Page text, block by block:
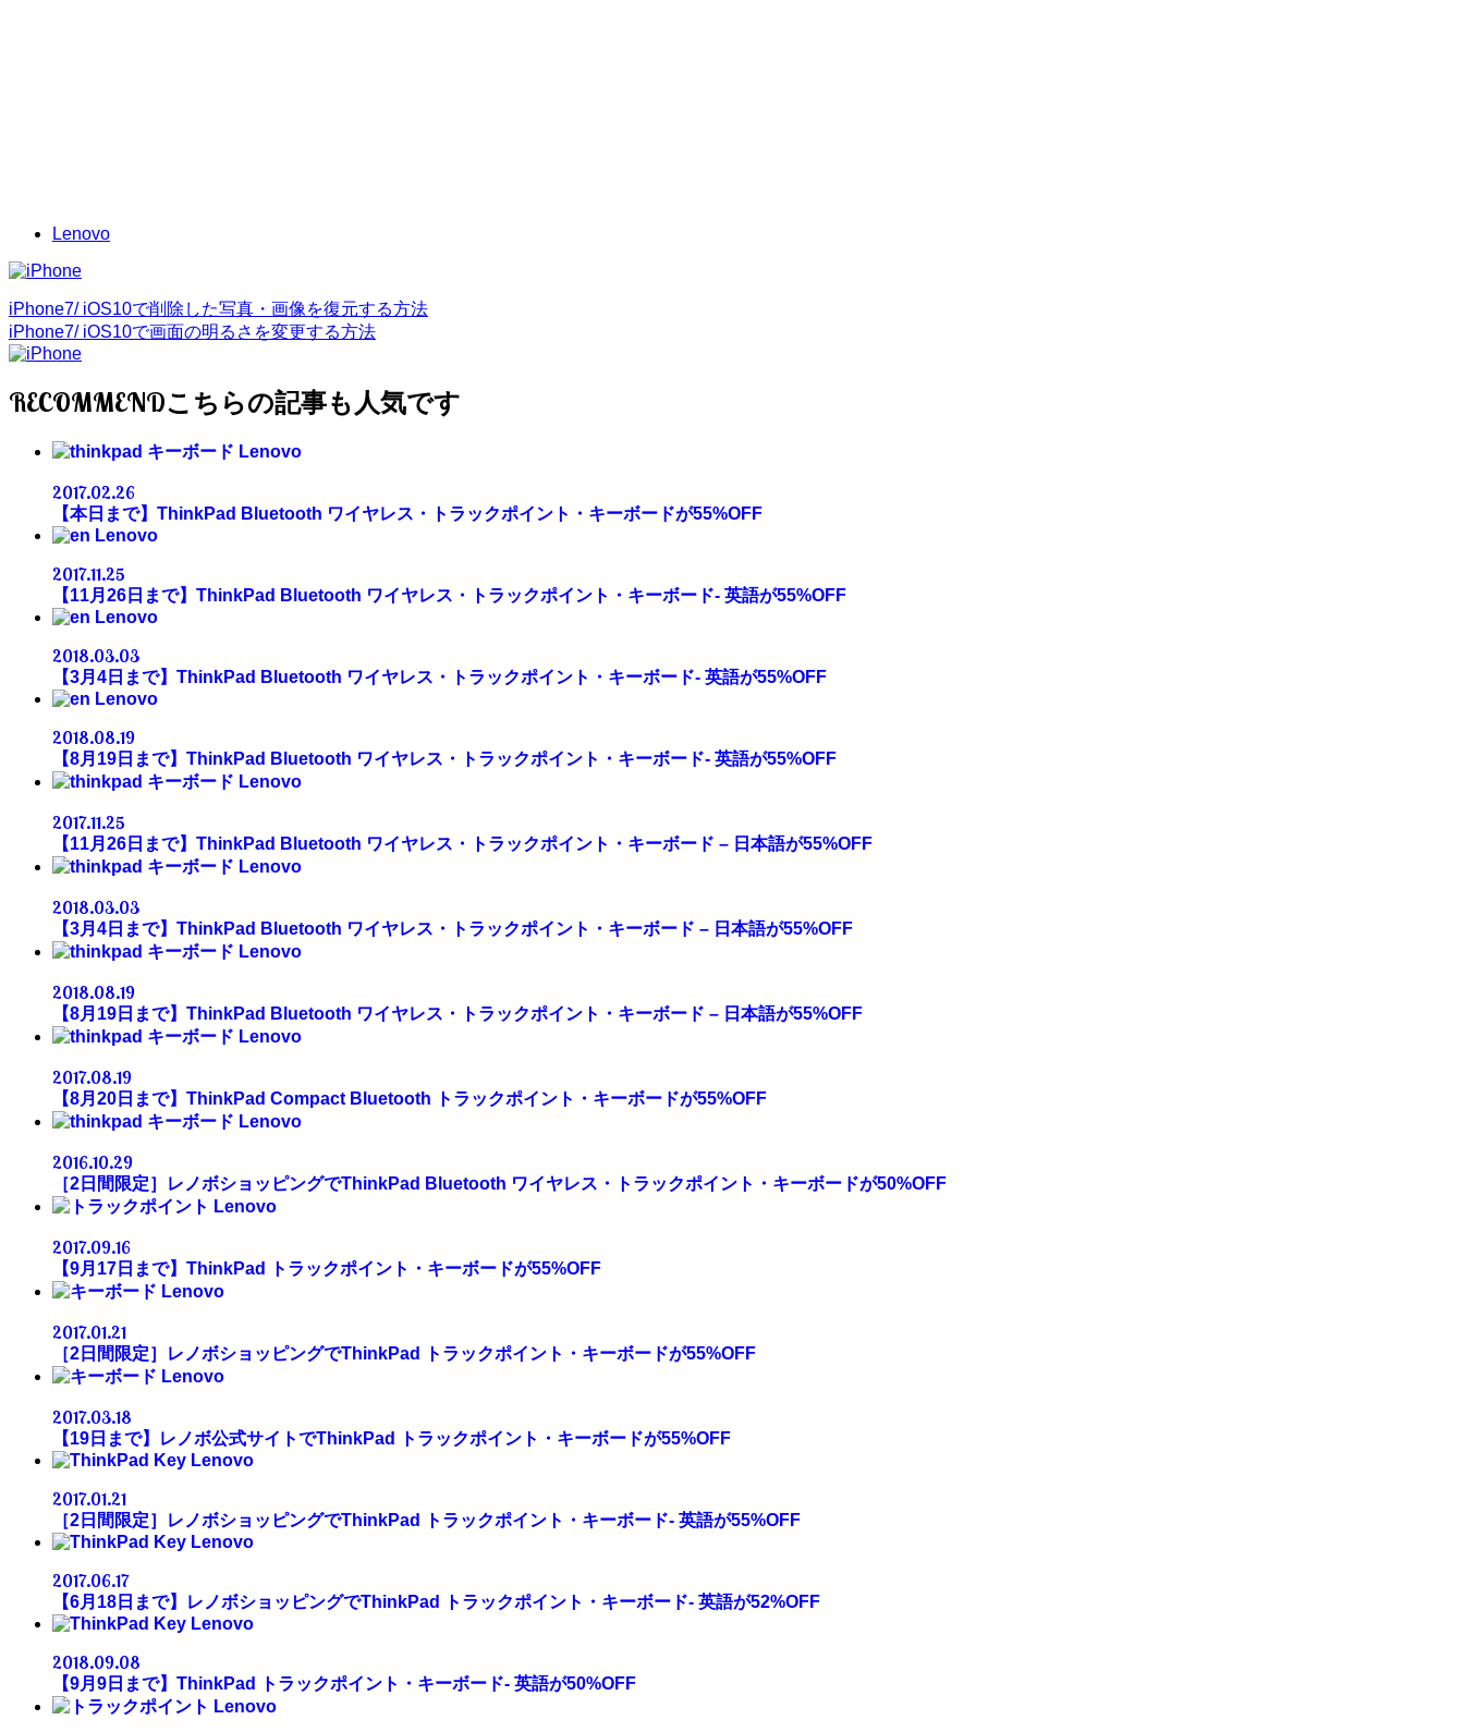
Lenovo
iPhone7/ iOS10で削除した写真・画像を復元する方法
iPhone7/ iOS10で画面の明るさを変更する方法
RECOMMEND
Lenovo
2017.02.26
【本日まで】ThinkPad Bluetooth ワイヤレス・トラックポイント・キーボードが55%OFF
Lenovo
2017.11.25
【11月26日まで】ThinkPad Bluetooth ワイヤレス・トラックポイント・キーボード- 英語が55%OFF
Lenovo
2018.03.03
【3月4日まで】ThinkPad Bluetooth ワイヤレス・トラックポイント・キーボード- 英語が55%OFF
Lenovo
2018.08.19
【8月19日まで】ThinkPad Bluetooth ワイヤレス・トラックポイント・キーボード- 英語が55%OFF
Lenovo
2017.11.25
【11月26日まで】ThinkPad Bluetooth ワイヤレス・トラックポイント・キーボード – 日本語が55%OFF
Lenovo
2018.03.03
【3月4日まで】ThinkPad Bluetooth ワイヤレス・トラックポイント・キーボード – 日本語が55%OFF
Lenovo
2018.08.19
【8月19日まで】ThinkPad Bluetooth ワイヤレス・トラックポイント・キーボード – 日本語が55%OFF
Lenovo
2017.08.19
【8月20日まで】ThinkPad Compact Bluetooth トラックポイント・キーボードが55%OFF
Lenovo
2016.10.29
［2日間限定］レノボショッピングでThinkPad Bluetooth ワイヤレス・トラックポイント・キーボードが50%OFF
Lenovo
2017.09.16
【9月17日まで】ThinkPad トラックポイント・キーボードが55%OFF
Lenovo
2017.01.21
［2日間限定］レノボショッピングでThinkPad トラックポイント・キーボードが55%OFF
Lenovo
2017.03.18
【19日まで】レノボ公式サイトでThinkPad トラックポイント・キーボードが55%OFF
Lenovo
2017.01.21
［2日間限定］レノボショッピングでThinkPad トラックポイント・キーボード- 英語が55%OFF
Lenovo
2017.06.17
【6月18日まで】レノボショッピングでThinkPad トラックポイント・キーボード- 英語が52%OFF
Lenovo
2018.09.08
【9月9日まで】ThinkPad トラックポイント・キーボード- 英語が50%OFF
Lenovo